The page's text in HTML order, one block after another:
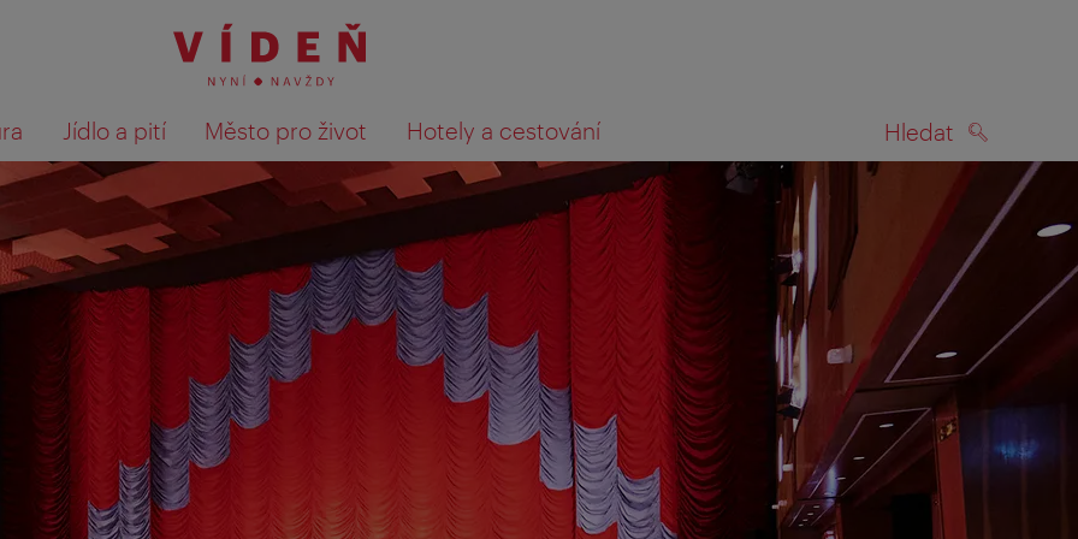
Jídlo a pití Město pro život Hotely a cestování Hledat
Výsledky hledání zobrazit na mapě HLEDAT